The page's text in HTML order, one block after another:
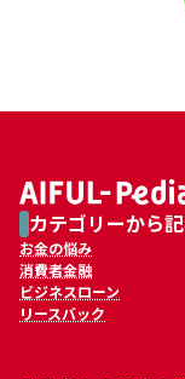
カテゴリーから
お金の悩み
消費者金融
ビジネスローン
リースバック